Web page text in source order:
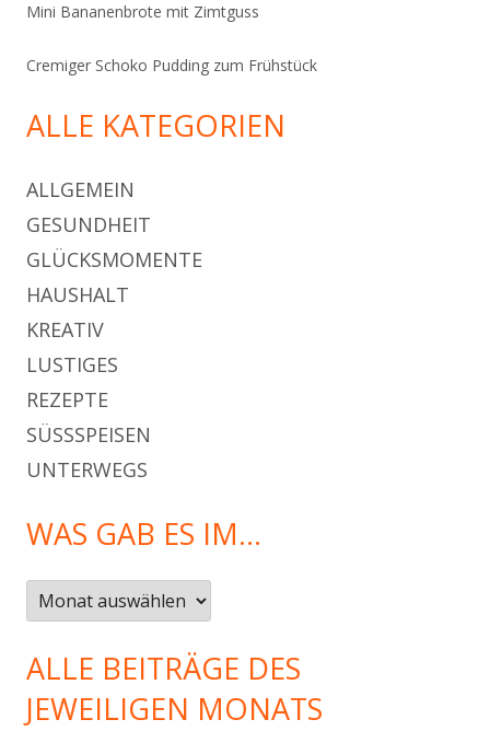
Mini Bananenbrote mit Zimtguss
Cremiger Schoko Pudding zum Frühstück
ALLE KATEGORIEN
ALLGEMEIN
GESUNDHEIT
GLÜCKSMOMENTE
HAUSHALT
KREATIV
LUSTIGES
REZEPTE
SÜSSSPEISEN
UNTERWEGS
WAS GAB ES IM…
Was
gab
es
im…
ALLE BEITRÄGE DES
JEWEILIGEN MONATS